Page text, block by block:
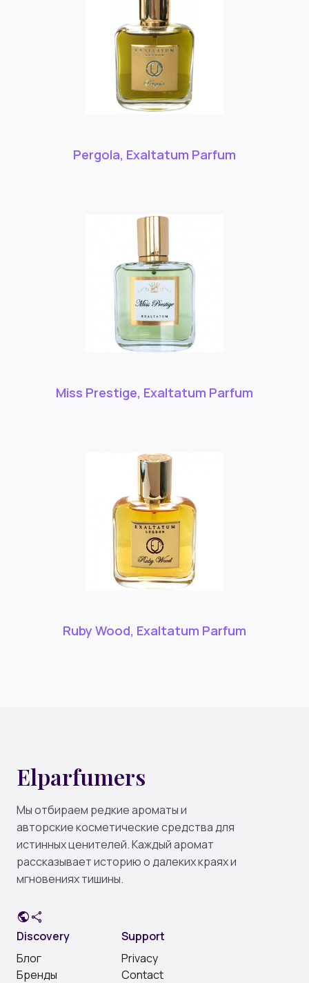
Pergola, Exaltatum Parfum
Miss Prestige, Exaltatum Parfum
Ruby Wood, Exaltatum Parfum
Elparfumers
Мы отбираем редкие ароматы и
авторские косметические средства для
истинных ценителей. Каждый аромат
рассказывает историю о далеких краях и
мгновениях тишины.
publicshare
Discovery
Блог
Бренды
Support
Privacy
Contact